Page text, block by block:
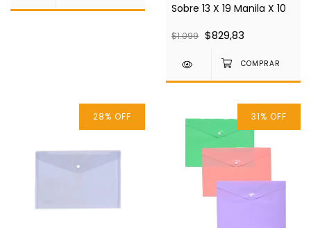
Sobre 13 X 19 Manila X 10
$1.099 $829,83
28% OFF 31% OFF